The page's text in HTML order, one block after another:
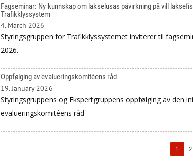
Fagseminar: Ny kunnskap om lakselusas påvirkning på vill
Trafikklyssystem
4. March 2026
Styringsgruppen for Trafikklyssystemet inviterer til
2026.
Oppfølging av evalueringskomitéens råd
19. January 2026
Styringsgruppens og Ekspertgruppens oppfølging av den
evalueringskomitéens råd
1 2